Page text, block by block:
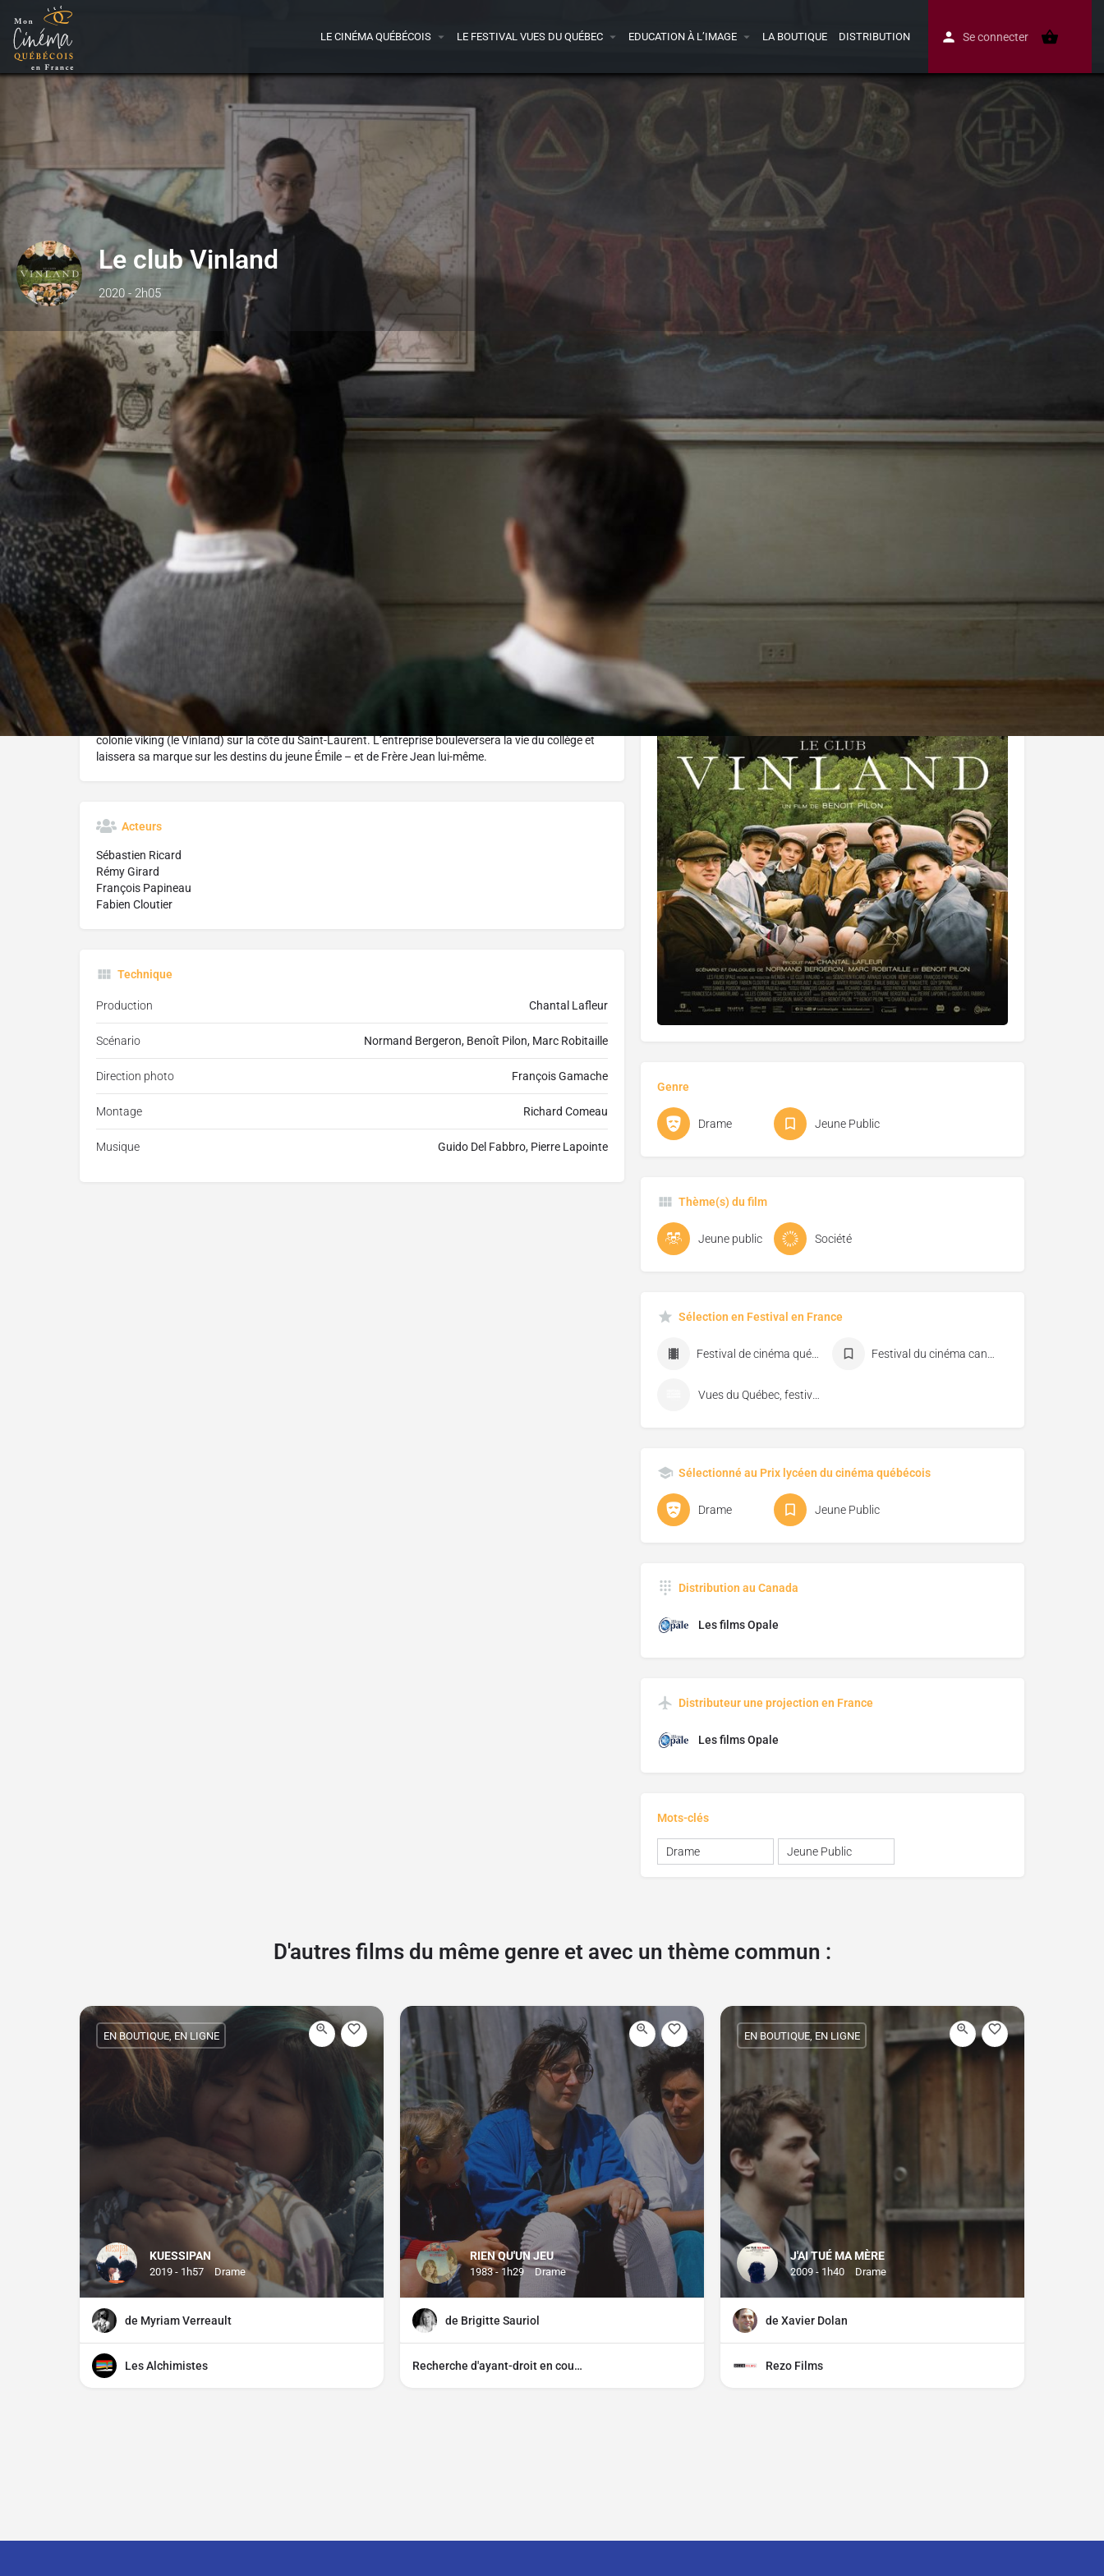
LE CINÉMA QUÉBÉCOIS LE FESTIVAL VUES DU QUÉBEC EDUCATION À L’IMAGE LA BOUTIQUE DISTRIBUTION Se connecter
Le club Vinland
2020 - 2h05
Bande-annonce Presse Avis 0
J'aime Donnez votre avis Partagez
Réalisé par :
Benoît Pilon
Le Club Vinland, c’est l’histoire d’un éducateur exceptionnel dans un collège de garçons de l’est du
Québec de la fin des années 1940. Adulé de ses élèves, mais perçu comme trop dérangeant par les
supérieurs de sa congrégation, le charismatique Frère Jean est un progressiste annonciateur des
changements à venir dans le Québec des années 1950 et 1960. Voulant à la fois résoudre une
énigme historique, motiver ses élèves et empêcher le décrochage d’Émile, un étudiant en difficulté,
Frère Jean entreprend de conduire des fouilles archéologiques visant à prouver l’établissement d’une
colonie viking (le Vinland) sur la côte du Saint-Laurent. L’entreprise bouleversera la vie du collège et
laissera sa marque sur les destins du jeune Émile – et de Frère Jean lui-même.
Acteurs
Sébastien Ricard
Rémy Girard
François Papineau
Fabien Cloutier
Technique
Production Chantal Lafleur
Scénario Normand Bergeron, Benoît Pilon, Marc Robitaille
Direction photo François Gamache
Montage Richard Comeau
Musique Guido Del Fabbro, Pierre Lapointe
Genre
Drame Jeune Public
Thème(s) du film
Jeune public Société
Sélection en Festival en France
Festival de cinéma québécois de Biscarosse Festival du cinéma canadien de Dieppe
Vues du Québec, festival de cinéma de Florac
Sélectionné au Prix lycéen du cinéma québécois
Drame Jeune Public
Distribution au Canada
Les films Opale
Distributeur une projection en France
Les films Opale
Mots-clés
Drame Jeune Public
D'autres films du même genre et avec un thème commun :
KUESSIPAN
2019 - 1h57 Drame
EN BOUTIQUE, EN LIGNE
de Myriam Verreault
Les Alchimistes
RIEN QU'UN JEU
1983 - 1h29 Drame
de Brigitte Sauriol
Recherche d'ayant-droit en cours
J'AI TUÉ MA MÈRE
2009 - 1h40 Drame
EN BOUTIQUE, EN LIGNE
de Xavier Dolan
Rezo Films